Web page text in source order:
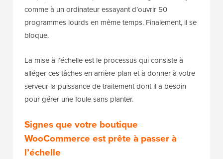
comme à un ordinateur essayant d’ouvrir 50
programmes lourds en même temps. Finalement, il se
bloque.
La mise à l’échelle est le processus qui consiste à
alléger ces tâches en arrière-plan et à donner à votre
serveur la puissance de traitement dont il a besoin
pour gérer une foule sans planter.
Signes que votre boutique
WooCommerce est prête à passer à
l’échelle